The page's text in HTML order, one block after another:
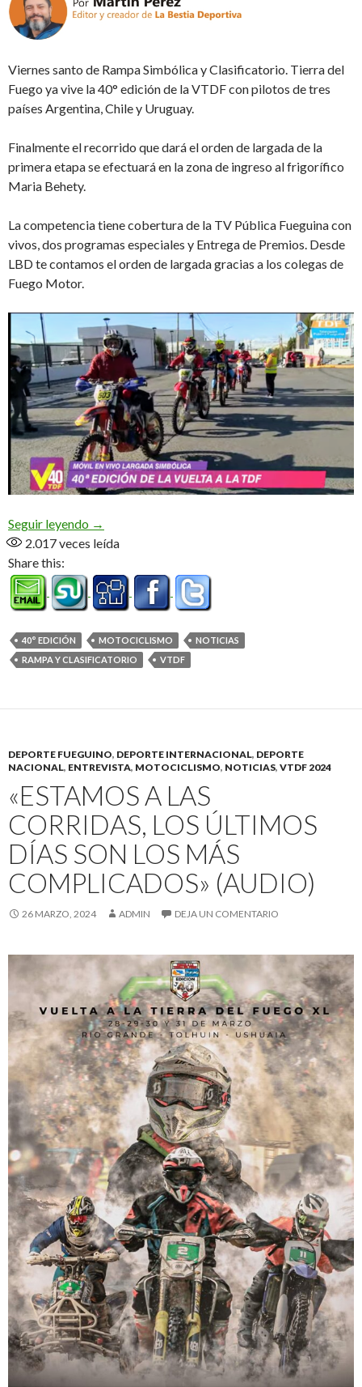
Viernes santo de Rampa Simbólica y Clasificatorio. Tierra del
Fuego ya vive la 40° edición de la VTDF con pilotos de tres
países Argentina, Chile y Uruguay.
Finalmente el recorrido que dará el orden de largada de la
primera etapa se efectuará en la zona de ingreso al frigorífico
Maria Behety.
La competencia tiene cobertura de la TV Pública Fueguina con
vivos, dos programas especiales y Entrega de Premios. Desde
LBD te contamos el orden de largada gracias a los colegas de
Fuego Motor.
Seguir leyendo 136 pilotos en línea de largada
→
2.017veces leída
Share this:
40° EDICIÓN MOTOCICLISMO
NOTICIAS
RAMPA Y CLASIFICATORIO
VTDF
DEPORTE FUEGUINO, DEPORTE INTERNACIONAL, DEPORTE
NACIONAL, ENTREVISTA, MOTOCICLISMO, NOTICIAS, VTDF 2024
«ESTAMOS A LAS
CORRIDAS, LOS ÚLTIMOS
DÍAS SON LOS MÁS
COMPLICADOS» (AUDIO)
26 MARZO, 2024 ADMIN DEJA UN COMENTARIO